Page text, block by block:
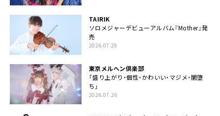
TAIRIK
ソロメジャーデビューアルバム『Mother』発
売
2026.07.29
東京メルヘン倶楽部
「盛り上がり・個性・かわいい・マジメ・闇堕
ち」
2026.07.26